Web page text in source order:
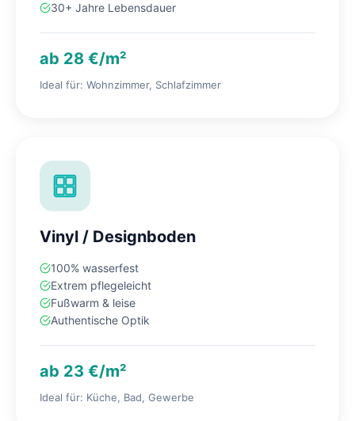
30+ Jahre Lebensdauer
ab 28 €/m²
Ideal für: Wohnzimmer, Schlafzimmer
Vinyl / Designboden
100% wasserfest
Extrem pflegeleicht
Fußwarm & leise
Authentische Optik
ab 23 €/m²
Ideal für: Küche, Bad, Gewerbe